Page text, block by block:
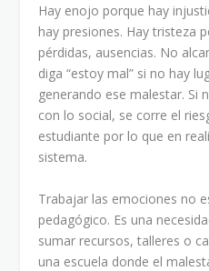
Hay enojo porque hay
hay presiones. Hay tristeza
pérdidas, ausencias. No
diga “estoy mal” si no hay
generando ese malestar. Si
con lo social, se corre el
estudiante por lo que en
sistema.
Trabajar las emociones no
pedagógico. Es una
sumar recursos, talleres o
una escuela donde el